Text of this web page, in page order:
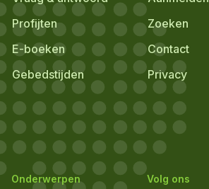
Profijten
E-boeken
Gebedstijden
Zoeken
Contact
Privacy
Onderwerpen Volg ons